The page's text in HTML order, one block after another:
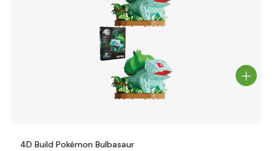
4D Build Pokémon Bulbasaur